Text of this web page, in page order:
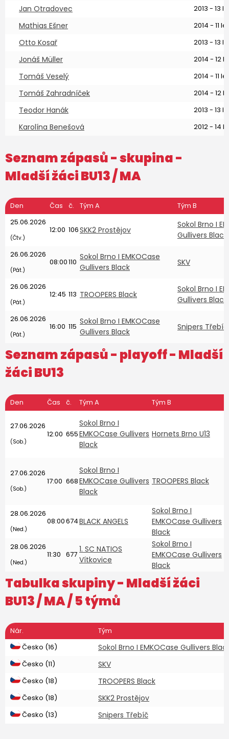
Jan Otradovec 2013 - 13
Mathias Ešner 2014 - 11 let
Otto Kosař 2013 - 13
Jonáš Müller 2014 - 12
Tomáš Veselý 2014 - 11 let
Tomáš Zahradníček 2014 - 12
Teodor Hanák 2013 - 13
Karolína Benešová 2012 - 14
Seznam zápasů - skupina -
Mladší žáci BU13/ MA
Den Čas č. Tým A
Tým B
25.06.2026
(Čtv.)
12:00 106SKK2 Prostějov
Sokol Brno I
Gullivers Black
26.06.2026
(Pát.)
08:00110
Sokol Brno I EMKOCase
Gullivers Black
SKV
26.06.2026
(Pát.)
12:45 113 TROOPERS Black
Sokol Brno I
Gullivers Black
26.06.2026
(Pát.)
16:00 115
Sokol Brno I EMKOCase
Gullivers Black
Snipers Třebíč
Seznam zápasů - playoff - Mladší
žáci BU13
Den Čas č. Tým A Tým B
27.06.2026
(Sob.)
12:00 655
Sokol Brno I
EMKOCase Gullivers
Black
Hornets Brno U13
27.06.2026
(Sob.)
17:00 668
Sokol Brno I
EMKOCase Gullivers
Black
TROOPERS Black
28.06.2026
(Ned.)
08:00674BLACK ANGELS
Sokol Brno I
EMKOCase Gullivers
Black
28.06.2026
(Ned.)
11:30 677
1. SC NATIOS
Vítkovice
Sokol Brno I
EMKOCase Gullivers
Black
Tabulka skupiny - Mladší žáci
BU13/ MA / 5 týmů
Nár.
Tým
Česko (16)
Sokol Brno I EMKOCase Gullivers
Česko (11) SKV
Česko (18) TROOPERS Black
Česko (18) SKK2 Prostějov
Česko (13) Snipers Třebíč